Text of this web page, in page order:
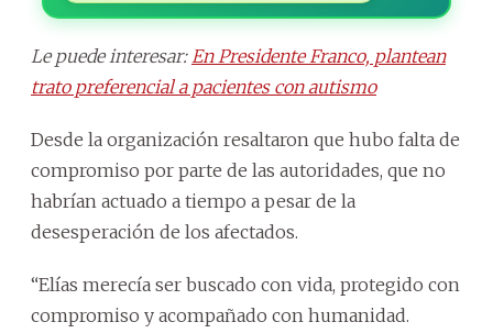
Le puede interesar: En Presidente Franco, plantean
trato preferencial a pacientes con autismo
Desde la organización resaltaron que hubo falta de
compromiso por parte de las autoridades, que no
habrían actuado a tiempo a pesar de la
desesperación de los afectados.
“Elías merecía ser buscado con vida, protegido con
compromiso y acompañado con humanidad.